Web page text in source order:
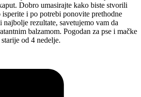
Dobro umasirajte kako biste stvorili
i po potrebi ponovite prethodne
rezultate, savetujemo vam da
balzamom. Pogodan za pse i mačke
od 4 nedelje.